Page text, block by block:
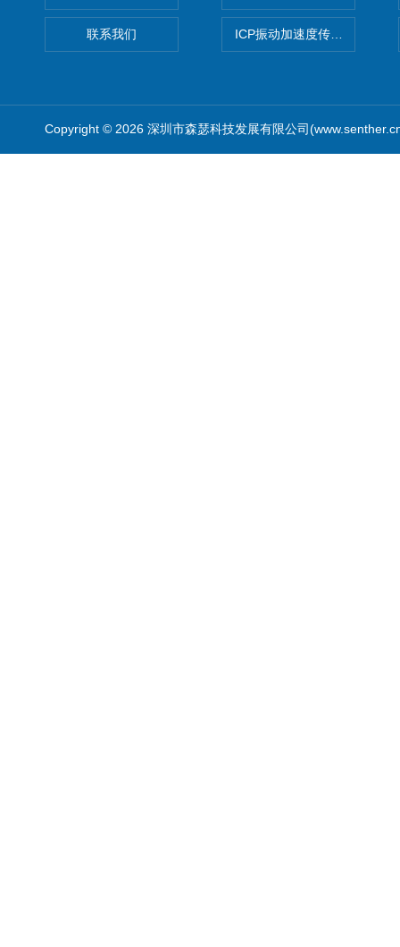
联系我们 ICP振动加速度传感器
Copyright © 2026 深圳市森瑟科技发展有限公司